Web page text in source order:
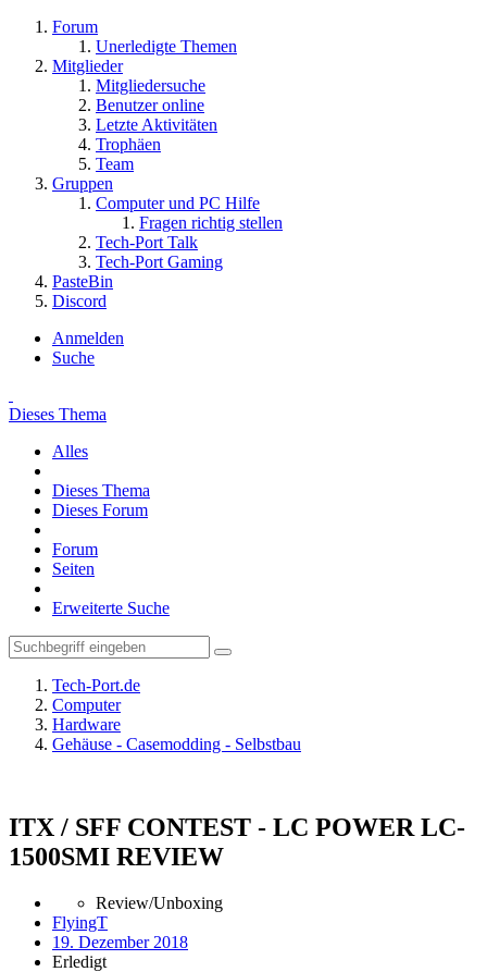
Forum
Unerledigte Themen
Mitglieder
Mitgliedersuche
Benutzer online
Letzte Aktivitäten
Trophäen
Team
Gruppen
Computer und PC Hilfe
Fragen richtig stellen
Tech-Port Talk
Tech-Port Gaming
PasteBin
Discord
Anmelden
Suche
Dieses Thema
Alles
Dieses Thema
Dieses Forum
Forum
Seiten
Erweiterte Suche
Tech-Port.de
Computer
Hardware
Gehäuse - Casemodding - Selbstbau
ITX / SFF CONTEST - LC POWER LC-
1500SMI REVIEW
Review/Unboxing
FlyingT
19. Dezember 2018
Erledigt